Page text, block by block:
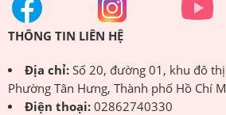
THÔNG TIN LIÊN HỆ
Địa chỉ:Số 20, đường 01, khu đô
Phường Tân Hưng, Thành phố Hồ Chí
Điện thoại:02862740330